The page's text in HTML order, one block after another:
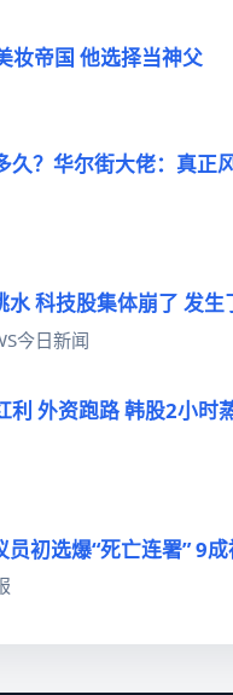
妆帝国 他选择当神父
久？华尔街大佬：真正
科技股集体崩了 发生
今日新闻
利 外资跑路 韩股2小时
员初选爆“死亡连署” 9